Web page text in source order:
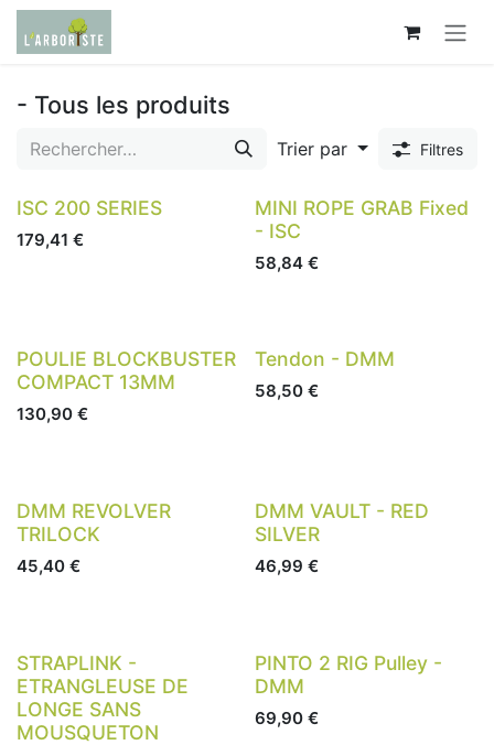
Se rendre au contenu
- Tous les produits
Trier par Filtres
ISC 200 SERIES
179,41 €
MINI ROPE GRAB Fixed
- ISC
58,84 €
POULIE BLOCKBUSTER
COMPACT 13MM
130,90 €
Tendon - DMM
58,50 €
DMM REVOLVER
TRILOCK
45,40 €
DMM VAULT - RED
SILVER
46,99 €
STRAPLINK -
ETRANGLEUSE DE
LONGE SANS
MOUSQUETON
PINTO 2 RIG Pulley -
DMM
69,90 €